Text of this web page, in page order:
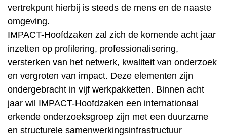
vertrekpunt hierbij is steeds de mens en de naaste
omgeving.
IMPACT-Hoofdzaken zal zich de komende acht jaar
inzetten op profilering, professionalisering,
versterken van het netwerk, kwaliteit van onderzoek
en vergroten van impact. Deze elementen zijn
ondergebracht in vijf werkpakketten. Binnen acht
jaar wil IMPACT-Hoofdzaken een internationaal
erkende onderzoeksgroep zijn met een duurzame
en structurele samenwerkingsinfrastructuur